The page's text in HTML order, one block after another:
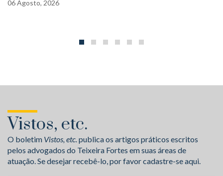
06Agosto, 2026
Vistos, etc.
O boletim Vistos, etc.publica os artigos práticos escritos
pelos advogados do Teixeira Fortes em suas áreas de
atuação. Se desejar recebê-lo, por favor cadastre-se aqui.